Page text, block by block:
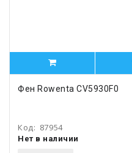
Фен Rowenta CV5930F0
Код: 87954
Нет в наличии